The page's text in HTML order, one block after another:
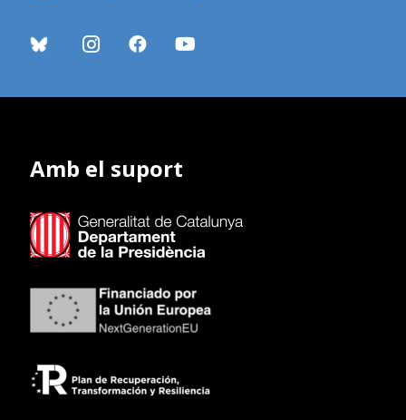
Amb el suport